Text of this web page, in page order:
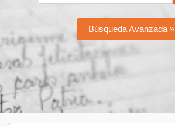
Búsqueda Avanzada »